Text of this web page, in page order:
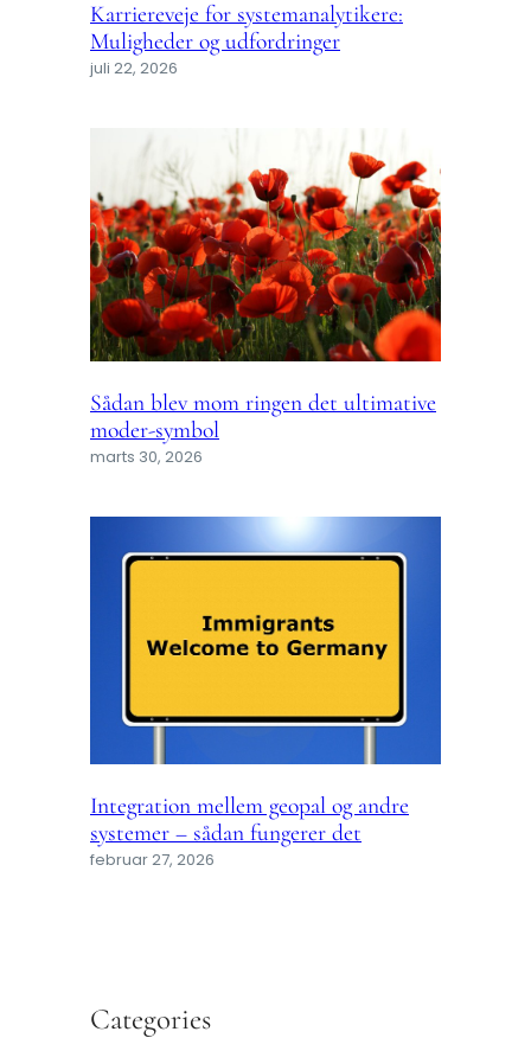
Karriereveje for systemanalytikere:
Muligheder og udfordringer
juli 22, 2026
Sådan blev mom ringen det ultimative
moder-symbol
marts 30, 2026
Integration mellem geopal og andre
systemer – sådan fungerer det
februar 27, 2026
Categories